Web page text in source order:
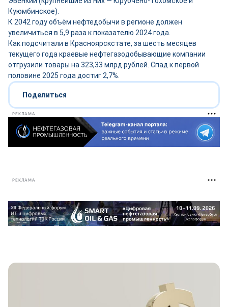
Куюмбинское).
К 2042 году объём нефтедобычи в регионе должен
увеличиться в 5,9 раза к показателю 2024 года.
Как подсчитали в Красноярскстате, за шесть месяцев
текущего года краевые нефтегазодобывающие компании
отгрузили товары на 323,33 млрд рублей. Спад к первой
половине 2025 года достиг 2,7%.
Поделиться
РЕКЛАМА
РЕКЛАМА